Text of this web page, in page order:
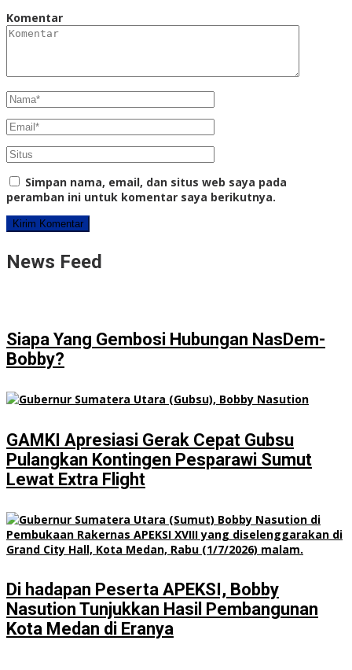
Komentar
Simpan nama, email, dan situs web saya pada
peramban ini untuk komentar saya berikutnya.
News Feed
Siapa Yang Gembosi Hubungan NasDem-
Bobby?
GAMKI Apresiasi Gerak Cepat Gubsu
Pulangkan Kontingen Pesparawi Sumut
Lewat Extra Flight
Di hadapan Peserta APEKSI, Bobby
Nasution Tunjukkan Hasil Pembangunan
Kota Medan di Eranya